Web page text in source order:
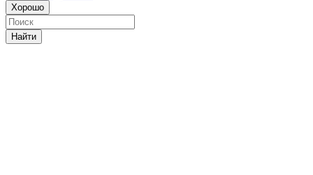
Хорошо
Найти